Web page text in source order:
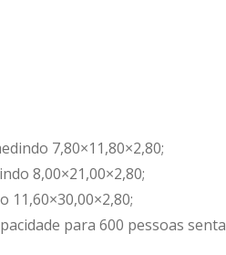
7,80×11,80×2,80;
8,00×21,00×2,80;
11,60×30,00×2,80;
para 600 pessoas